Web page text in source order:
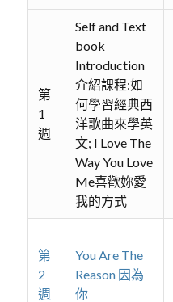
第
1
週
Self and Text
book
Introduction
介紹課程:如
何學習經典西
洋歌曲來學英
文; I Love The
Way You Love
Me喜歡妳愛
我的方式
第
2
週
You Are The
Reason 因為
你